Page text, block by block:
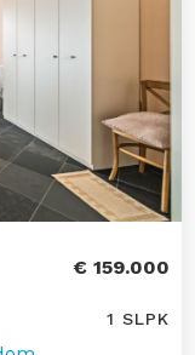
€ 159.000
1 SLPK